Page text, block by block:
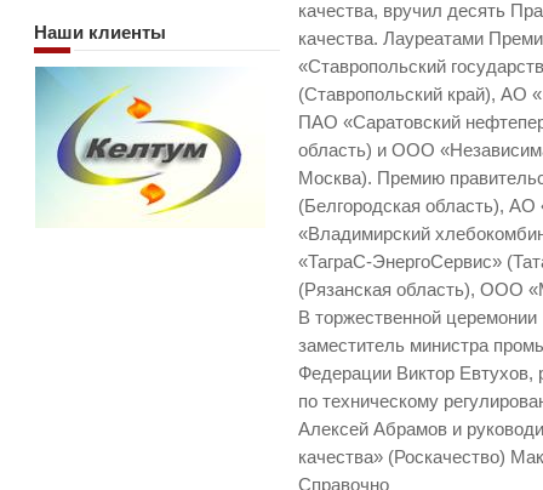
качества, вручил десять
качества. Лауреатами
«Ставропольский
(Ставропольский край), АО
ПАО «Саратовский
область) и ООО
Москва). Премию
(Белгородская область), АО
«Владимирский
«ТаграС-ЭнергоСервис»
(Рязанская область), ООО
В торжественной церемонии
заместитель министра
Федерации Виктор Евтухов,
по техническому
Алексей Абрамов и
качества» (Роскачество)
Справочно
Наши клиенты